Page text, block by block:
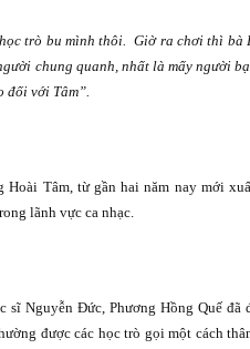
trò bu mình thôi. Giờ ra chơi thì bà
chung quanh, nhất là mấy người
đối với Tâm”.
Tâm, từ gần hai năm nay mới
lãnh vực ca nhạc.
Nguyễn Đức, Phương Hồng Quế đã
được các học trò gọi một cách